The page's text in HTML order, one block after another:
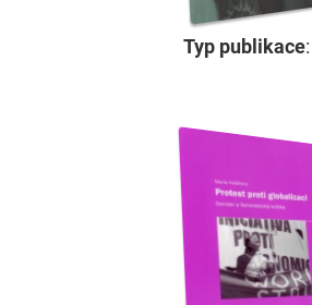
Typ publikace